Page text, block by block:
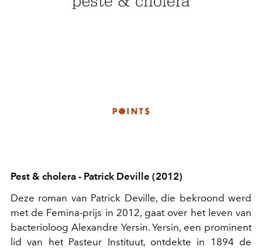
Pest & cholera - Patrick Deville (2012)
Deze roman van Patrick Deville, die bekroond werd
met de Femina-prijs in 2012, gaat over het leven van
bacterioloog Alexandre Yersin. Yersin, een prominent
lid van het Pasteur Instituut, ontdekte in 1894 de